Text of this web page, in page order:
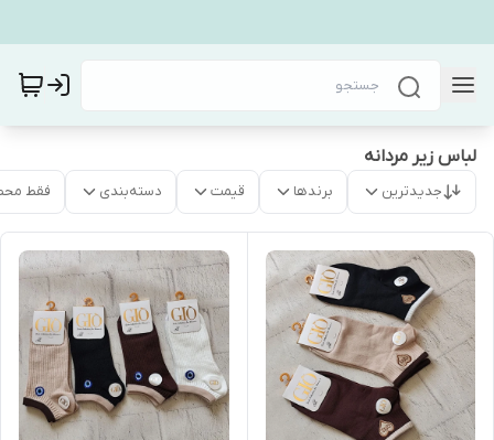
لباس زیر مردانه
جدیدترین برندها قیمت دسته‌بندی فقط